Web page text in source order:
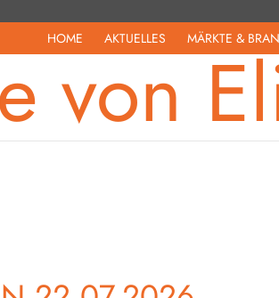
HOME AKTUELLES MÄRKTE &
von